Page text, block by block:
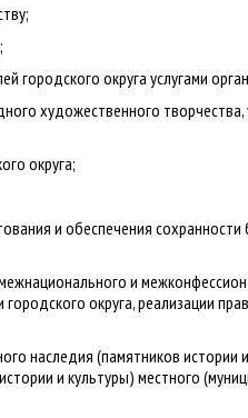
городского округа услугами
художественного
округа;
и обеспечения
и
округа, реализации
наследия (памятников
и культуры) местного